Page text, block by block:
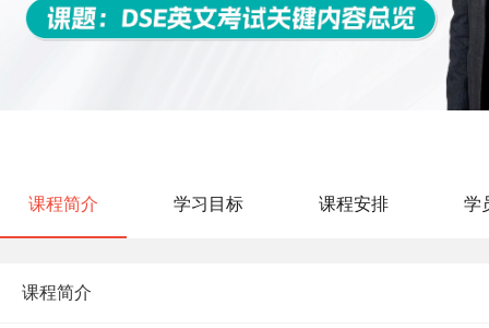
课程简介 学习目标 课程安排 学
课程简介